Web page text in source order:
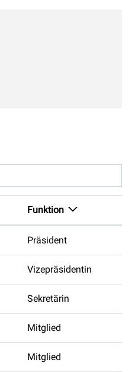
Funktion
Präsident
Vizepräsidentin
Sekretärin
Mitglied
Mitglied